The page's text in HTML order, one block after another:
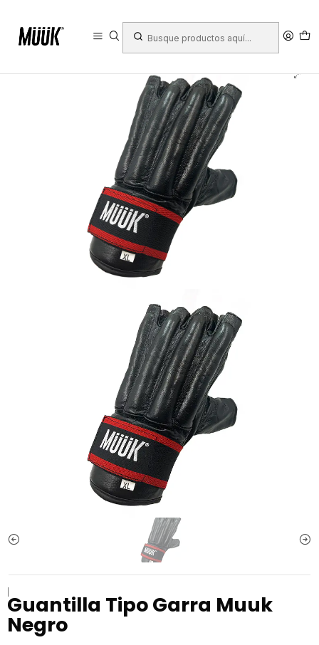
Guantilla Tipo Garra Muuk
Negro